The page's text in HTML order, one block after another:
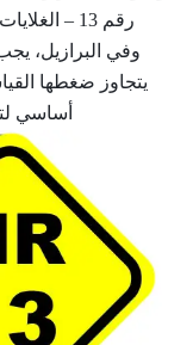
رقم 13 – الغلايات وأوعية الضغط
وفي البرازيل،
أساسي